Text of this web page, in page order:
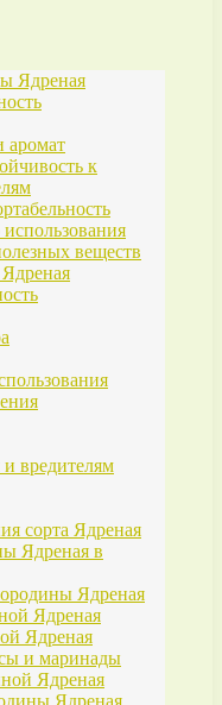
Ядреная
аромат
к
веществ
Ядреная
и вредителям
сорта Ядреная
Ядреная в
Ядреная
Ядреная
Ядреная
и маринады
Ядреная